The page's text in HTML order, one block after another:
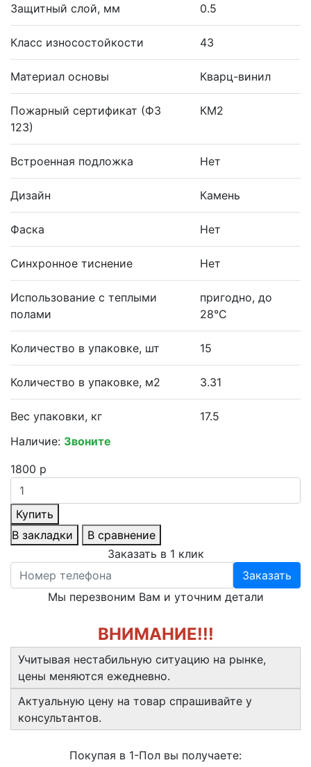
Защитный слой, мм 0.5
Класс износостойкости 43
Материал основы Кварц-винил
Пожарный сертификат (ФЗ
123)
КМ2
Встроенная подложка Нет
Дизайн Камень
Фаска Нет
Синхронное тиснение Нет
Использование с теплыми
полами
пригодно, до
28°С
Количество в упаковке, шт 15
Количество в упаковке, м2 3.31
Вес упаковки, кг
17.5
Наличие: Звоните
1800 р
Купить
В закладки
В сравнение
Заказать в 1 клик
Заказать
Мы перезвоним Вам и уточним детали
ВНИМАНИЕ!!!
Учитывая нестабильную ситуацию на рынке,
цены меняются ежедневно.
Актуальную цену на товар спрашивайте у
консультантов.
Покупая в 1-Пол вы получаете: